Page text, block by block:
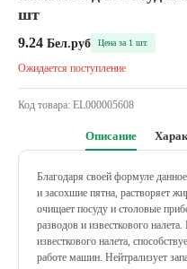
шт
9.24 Бел.руб Цена за 1 шт.
Ожидается поступление
Код товара: EL000005608
Описание
Благодаря своей формуле
и засохшие пятна, растворяет
очищает посуду и столовые
разводов и известкового
известкового налета,
работе машин. Нейтрализует